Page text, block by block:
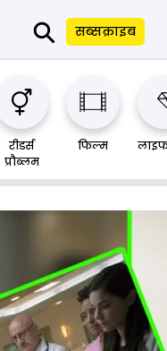
⚲ सब्सक्राइब
रीडर्स
प्रौब्लम
फिल्म